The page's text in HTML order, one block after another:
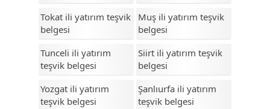
Tokat ili yatırım teşvik
belgesi
Tunceli ili yatırım
teşvik belgesi
Yozgat ili yatırım
teşvik belgesi
Muş ili yatırım teşvik
belgesi
Siirt ili yatırım teşvik
belgesi
Şanlıurfa ili yatırım
teşvik belgesi